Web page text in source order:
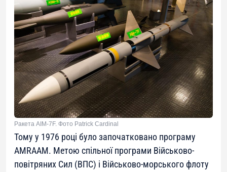
Ракета AIM-7F. Фото Patrick Cardinal
Тому у 1976 році було започатковано програму
AMRAAM. Метою спільної програми Військово-
повітряних Сил (ВПС) і Військово-морського флоту